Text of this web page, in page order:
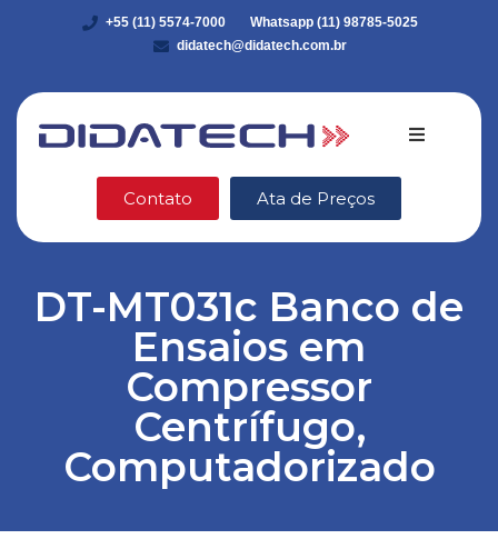
+55 (11) 5574-7000
Whatsapp (11) 98785-5025
didatech@didatech.com.br
Quem
DidaStore
Contato Ata de Preços
DT-MT031c Banco de
Ensaios em
Compressor
Centrífugo,
Computadorizado